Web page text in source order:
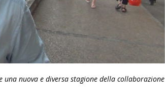
una nuova e diversa stagione della collaborazione